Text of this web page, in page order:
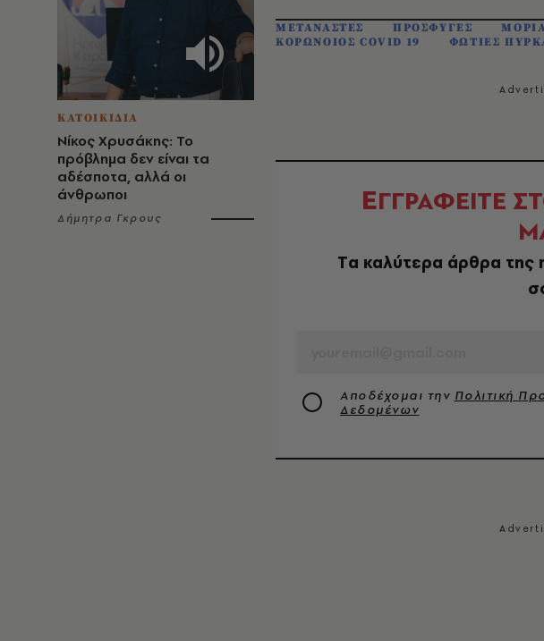
ΚΑΤΟΙΚΙΔΙΑ
Νίκος Χρυσάκης: Το
πρόβλημα δεν είναι τα
αδέσποτα, αλλά οι
άνθρωποι
Δήμητρα Γκρους
ΜΕΤΑΝΑΣΤΕΣ ΠΡΟΣΦΥΓΕΣ
ΚΟΡΩΝΟΙΟΣ COVID 19
ΦΩΤΙΕΣ
ΕΓΓΡΑΦΕΙΤΕ
Tα καλύτερα άρθρα της
Αποδέχομαι την Πολιτική
Δεδομένων